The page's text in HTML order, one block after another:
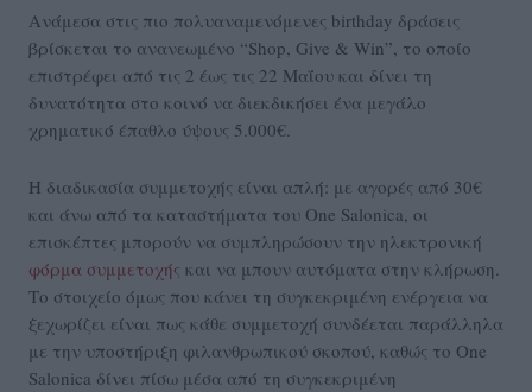
Ανάμεσα στις πιο πολυαναμενόμενες birthday δράσεις
βρίσκεται το ανανεωμένο “Shop, Give & Win”, το οποίο
επιστρέφει από τις 2 έως τις 22 Μαΐου και δίνει τη
δυνατότητα στο κοινό να διεκδικήσει ένα μεγάλο
χρηματικό έπαθλο ύψους 5.000€.
Η διαδικασία συμμετοχής είναι απλή: με αγορές από 30€
και άνω από τα καταστήματα του One Salonica, οι
επισκέπτες μπορούν να συμπληρώσουν την ηλεκτρονική
φόρμα συμμετοχής και να μπουν αυτόματα στην κλήρωση.
Το στοιχείο όμως που κάνει τη συγκεκριμένη ενέργεια να
ξεχωρίζει είναι πως κάθε συμμετοχή συνδέεται παράλληλα
με την υποστήριξη φιλανθρωπικού σκοπού, καθώς το One
Salonica δίνει πίσω μέσα από τη συγκεκριμένη